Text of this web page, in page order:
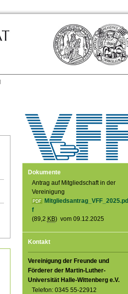
Dokumente
Antrag auf Mitgliedschaft in der
Vereinigung
Mitgliedsantrag_VFF_2025.pd
f
(89,2 KB) vom 09.12.2025
Kontakt
Vereinigung der Freunde und
Förderer der Martin-Luther-
Universität Halle-Wittenberg e.V.
Telefon: 0345 55-22912